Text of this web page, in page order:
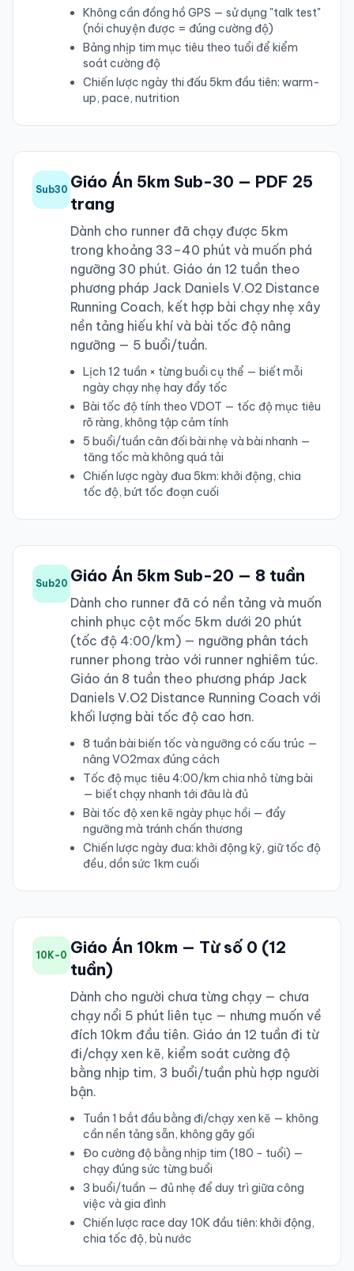
Không cần đồng hồ GPS — sử dụng "talk test"
(nói chuyện được = đúng cường độ)
Bảng nhịp tim mục tiêu theo tuổi để kiểm
soát cường độ
Chiến lược ngày thi đấu 5km đầu tiên: warm-
up, pace, nutrition
Sub30 Giáo Án 5km Sub-30 — PDF 25
trang
Dành cho runner đã chạy được 5km
trong khoảng 33–40 phút và muốn phá
ngưỡng 30 phút. Giáo án 12 tuần theo
phương pháp Jack Daniels V.O2 Distance
Running Coach, kết hợp bài chạy nhẹ xây
nền tảng hiếu khí và bài tốc độ nâng
ngưỡng — 5 buổi/tuần.
Lịch 12 tuần × từng buổi cụ thể — biết mỗi
ngày chạy nhẹ hay đẩy tốc
Bài tốc độ tính theo VDOT — tốc độ mục tiêu
rõ ràng, không tập cảm tính
5 buổi/tuần cân đối bài nhẹ và bài nhanh —
tăng tốc mà không quá tải
Chiến lược ngày đua 5km: khởi động, chia
tốc độ, bứt tốc đoạn cuối
Sub20 Giáo Án 5km Sub-20 — 8 tuần
Dành cho runner đã có nền tảng và muốn
chinh phục cột mốc 5km dưới 20 phút
(tốc độ 4:00/km) — ngưỡng phân tách
runner phong trào với runner nghiêm túc.
Giáo án 8 tuần theo phương pháp Jack
Daniels V.O2 Distance Running Coach với
khối lượng bài tốc độ cao hơn.
8 tuần bài biến tốc và ngưỡng có cấu trúc —
nâng VO2max đúng cách
Tốc độ mục tiêu 4:00/km chia nhỏ từng bài
— biết chạy nhanh tới đâu là đủ
Bài tốc độ xen kẽ ngày phục hồi — đẩy
ngưỡng mà tránh chấn thương
Chiến lược ngày đua: khởi động kỹ, giữ tốc độ
đều, dồn sức 1km cuối
10K-0 Giáo Án 10km — Từ số 0 (12
tuần)
Dành cho người chưa từng chạy — chưa
chạy nổi 5 phút liên tục — nhưng muốn về
đích 10km đầu tiên. Giáo án 12 tuần đi từ
đi/chạy xen kẽ, kiểm soát cường độ
bằng nhịp tim, 3 buổi/tuần phù hợp người
bận.
Tuần 1 bắt đầu bằng đi/chạy xen kẽ — không
cần nền tảng sẵn, không gãy gối
Đo cường độ bằng nhịp tim (180 − tuổi) —
chạy đúng sức từng buổi
3 buổi/tuần — đủ nhẹ để duy trì giữa công
việc và gia đình
Chiến lược race day 10K đầu tiên: khởi động,
chia tốc độ, bù nước